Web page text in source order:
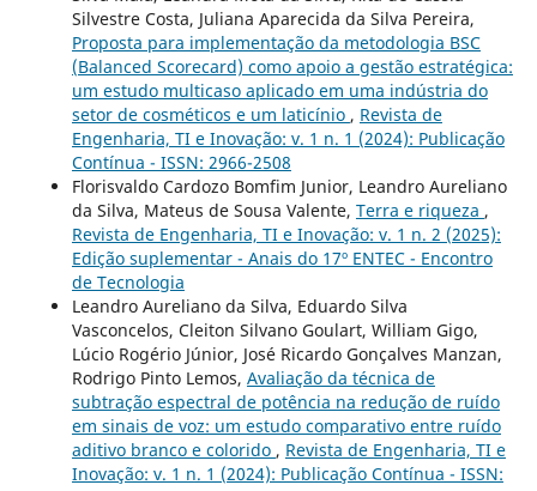
Silvestre Costa, Juliana Aparecida da Silva Pereira,
Proposta para implementação da metodologia BSC
(Balanced Scorecard) como apoio a gestão estratégica:
um estudo multicaso aplicado em uma indústria do
setor de cosméticos e um laticínio , Revista de
Engenharia, TI e Inovação: v. 1 n. 1 (2024): Publicação
Contínua - ISSN: 2966-2508
Florisvaldo Cardozo Bomfim Junior, Leandro Aureliano
da Silva, Mateus de Sousa Valente, Terra e riqueza ,
Revista de Engenharia, TI e Inovação: v. 1 n. 2 (2025):
Edição suplementar - Anais do 17º ENTEC - Encontro
de Tecnologia
Leandro Aureliano da Silva, Eduardo Silva
Vasconcelos, Cleiton Silvano Goulart, William Gigo,
Lúcio Rogério Júnior, José Ricardo Gonçalves Manzan,
Rodrigo Pinto Lemos, Avaliação da técnica de
subtração espectral de potência na redução de ruído
em sinais de voz: um estudo comparativo entre ruído
aditivo branco e colorido , Revista de Engenharia, TI e
Inovação: v. 1 n. 1 (2024): Publicação Contínua - ISSN: